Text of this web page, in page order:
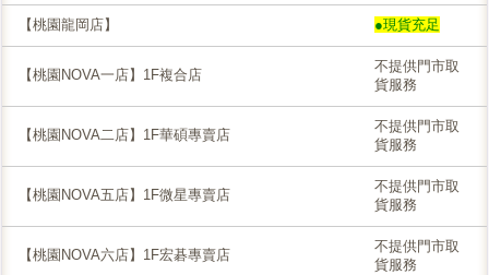
【桃園龍岡店】 ●現貨充足
【桃園NOVA一店】1F複合店
不提供門市取
貨服務
【桃園NOVA二店】1F華碩專賣店
不提供門市取
貨服務
【桃園NOVA五店】1F微星專賣店
不提供門市取
貨服務
【桃園NOVA六店】1F宏碁專賣店
不提供門市取
貨服務